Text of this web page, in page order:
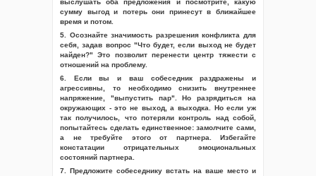
выслушать оба предложения и посмотрите, какую
сумму выгод и потерь они принесут в ближайшее
время и потом.
5. Осознайте значимость разрешения конфликта для
себя, задав вопрос "Что будет, если выход не будет
найден?" Это позволит перенести центр тяжести с
отношений на проблему.
6. Если вы и ваш собеседник раздражены и
агрессивны, то необходимо снизить внутреннее
напряжение, "выпустить пар". Но разрядиться на
окружающих - это не выход, а выходка. Но если уж
так получилось, что потеряли контроль над собой,
попытайтесь сделать единственное: замолчите сами,
а не требуйте этого от партнера. Избегайте
констатации отрицательных эмоциональных
состояний партнера.
7. Предложите собеседнику встать на ваше место и